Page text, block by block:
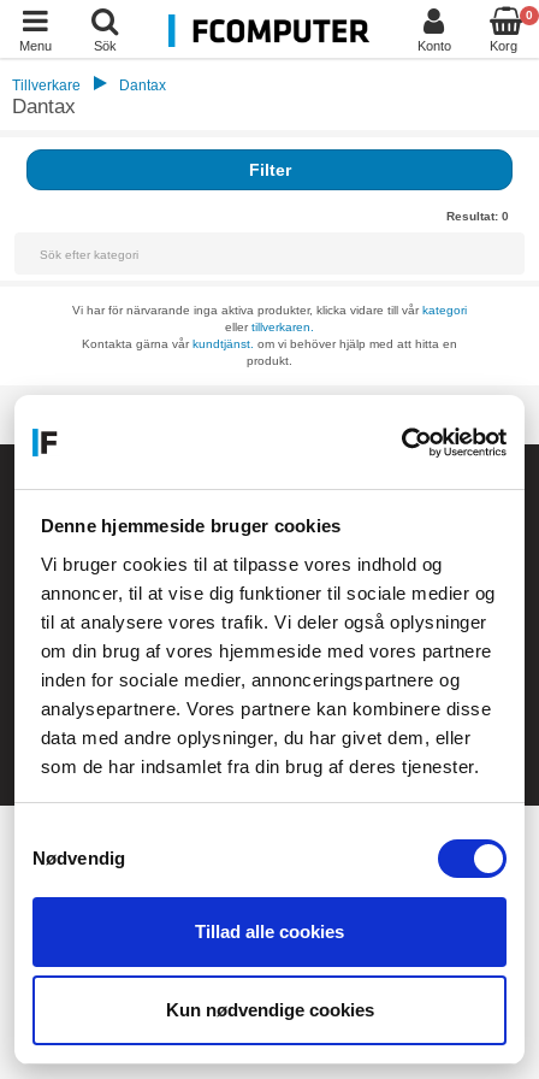
Denne hjemmeside bruger cookies
Vi bruger cookies til at tilpasse vores indhold og
annoncer, til at vise dig funktioner til sociale medier og
til at analysere vores trafik. Vi deler også oplysninger
om din brug af vores hjemmeside med vores partnere
inden for sociale medier, annonceringspartnere og
analysepartnere. Vores partnere kan kombinere disse
data med andre oplysninger, du har givet dem, eller
som de har indsamlet fra din brug af deres tjenester.
Nødvendig
Tillad alle cookies
Kun nødvendige cookies
Menu Sök Konto
0
Korg
Tillverkare Dantax
Dantax
Filter
Resultat: 0
Vi har för närvarande inga aktiva produkter, klicka vidare till vårkategori
ellertillverkaren.
Kontakta gärna vårkundtjänst. om vi behöver hjälp med att hitta en
produkt.
kundservice@fcomputer.se
Service- och reklamationsavdelningen:
service@fcomputer.se
Webbplatskarta
Kundcenter
3 veckors returrätt
Ångra köp
Skapa klagomål
Datasäkerhet/cookies